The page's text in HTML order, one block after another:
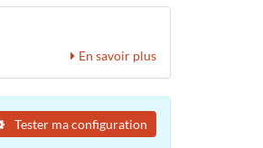
En savoir plus
Tester ma configuration